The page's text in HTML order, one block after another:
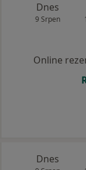
Dnes
9 Srpen
Online
Dnes